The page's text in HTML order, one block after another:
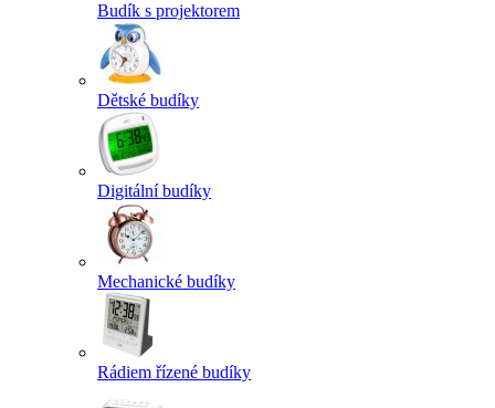
Budík s projektorem
Dětské budíky
Digitální budíky
Mechanické budíky
Rádiem řízené budíky